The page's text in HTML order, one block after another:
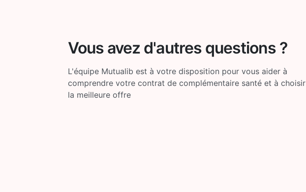
Vous avez d'autres questions ?
L'équipe Mutualib est à votre disposition pour vous aider à
comprendre votre contrat de complémentaire santé et à choisir
la meilleure offre